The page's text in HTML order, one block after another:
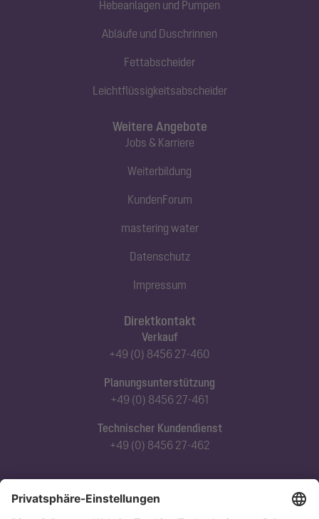
Hebeanlagen und Pumpen
Abläufe und Duschrinnen
Fettabscheider
Leichtflüssigkeitsabscheider
Direktkontakt
Verkauf
+49 (0) 8456 27-460
Planungsunterstützung
+49 (0) 8456 27-461
Technischer Kundendienst
+49 (0) 8456 27-462
Abonnieren Sie unseren Newsletter
Weitere Angebote
Jobs & Karriere
Weiterbildung
KundenForum
mastering water
Datenschutz
Impressum